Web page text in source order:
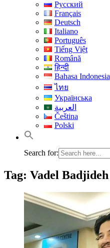
Русский
Français
Deutsch
Italiano
Português
Tiếng Việt
Română
हिन्दी
Bahasa Indonesia
ไทย
Українська
العربية
Čeština
Polski
Search for:
Tag: Vadel Badjideh